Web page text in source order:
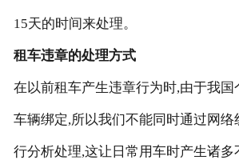
15天的时间来处理。
租车违章的处理方式
在以前租车产生违章行为时,由于我
车辆绑定,所以我们不能同时通过网络
行分析处理,这让日常用车时产生诸